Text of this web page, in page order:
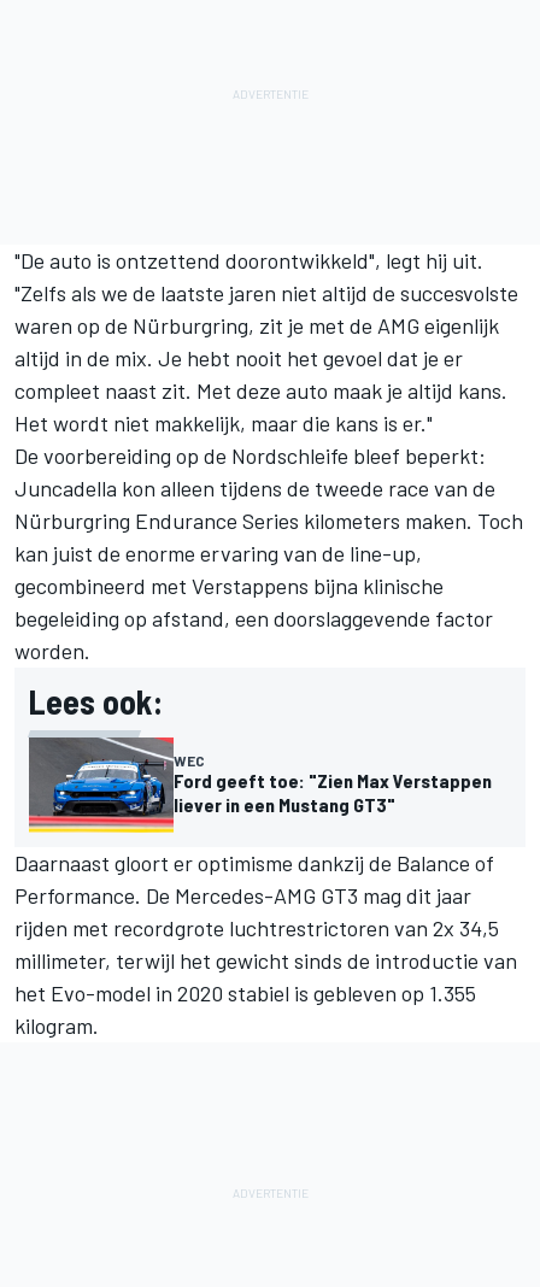
"De auto is ontzettend doorontwikkeld", legt hij uit.
"Zelfs als we de laatste jaren niet altijd de succesvolste
waren op de Nürburgring, zit je met de AMG eigenlijk
altijd in de mix. Je hebt nooit het gevoel dat je er
compleet naast zit. Met deze auto maak je altijd kans.
Het wordt niet makkelijk, maar die kans is er."
De voorbereiding op de Nordschleife bleef beperkt:
Juncadella kon alleen tijdens de tweede race van de
Nürburgring Endurance Series kilometers maken. Toch
kan juist de enorme ervaring van de line-up,
gecombineerd met Verstappens bijna klinische
begeleiding op afstand, een doorslaggevende factor
worden.
Lees ook:
WEC
Ford geeft toe: "Zien Max Verstappen
liever in een Mustang GT3"
Daarnaast gloort er optimisme dankzij de Balance of
Performance. De Mercedes-AMG GT3 mag dit jaar
rijden met recordgrote luchtrestrictoren van 2x 34,5
millimeter, terwijl het gewicht sinds de introductie van
het Evo-model in 2020 stabiel is gebleven op 1.355
kilogram.